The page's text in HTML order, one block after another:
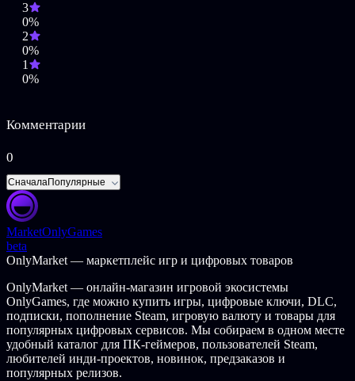
3
0%
2
0%
1
0%
Комментарии
0
СначалаПопулярные
MarketOnlyGames
beta
OnlyMarket — маркетплейс игр и цифровых товаров
OnlyMarket — онлайн-магазин игровой экосистемы
OnlyGames, где можно купить игры, цифровые ключи, DLC,
подписки, пополнение Steam, игровую валюту и товары для
популярных цифровых сервисов. Мы собираем в одном месте
удобный каталог для ПК-геймеров, пользователей Steam,
любителей инди-проектов, новинок, предзаказов и
популярных релизов.